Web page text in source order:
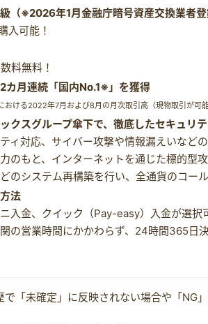
（※2026年1月金融庁暗号資産交換業者登
入可能！
料無料！
カ月連続「国内No.1※」を獲得
おける2022年7月および8月の月次取引高（現物取引が可
クスグループ傘下で、徹底したセキュリ
ィ対応、サイバー攻撃や情報漏えいなど
のもと、インターネットを通じた標的型攻
のシステム再構築を行い、全通貨のコー
法
入金、クイック（Pay-easy）入金が選択
の営業時間にかかわらず、24時間365日決
「未確定」に反映されない場合や「NG